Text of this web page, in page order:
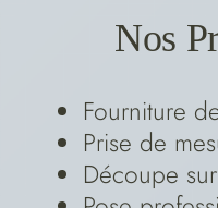
Nos
Fourniture
Prise de
Découpe